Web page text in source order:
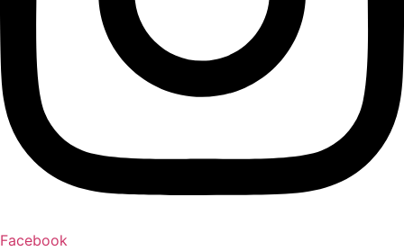
Facebook